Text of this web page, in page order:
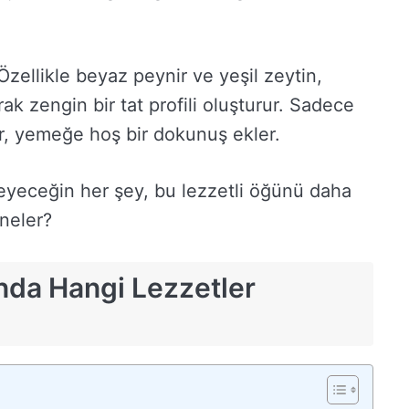
beyaz peynir ve yeşil zeytin,
zengin bir tat profili oluşturur. Sadece
yemeğe hoş bir dokunuş ekler.
her şey, bu lezzetli öğünü daha
Hangi Lezzetler